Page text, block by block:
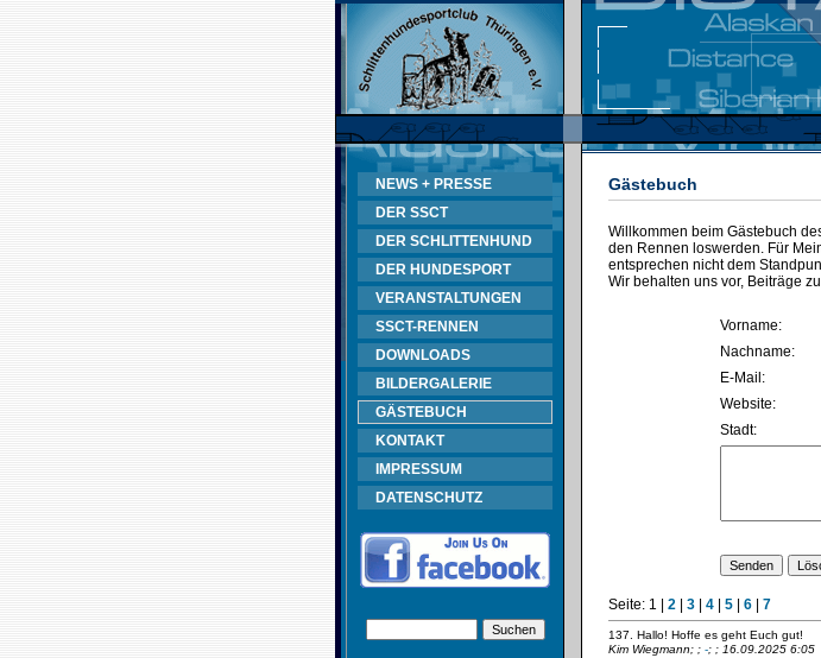
NEWS + PRESSE
DER SSCT
DER SCHLITTENHUND
DER HUNDESPORT
VERANSTALTUNGEN
SSCT-RENNEN
DOWNLOADS
BILDERGALERIE
GÄSTEBUCH
KONTAKT
IMPRESSUM
DATENSCHUTZ
Gästebuch
Willkommen beim Gästebuch
den Rennen loswerden. Für
entsprechen nicht dem
Wir behalten uns vor, Beiträge
Vorname:
Nachname:
E-Mail:
Website:
Stadt:
Seite: 1 2 3 4 5 6 7
137. Hallo! Hoffe es geht Euch gut!
Kim Wiegmann; ; -; ; 16.09.2025 6:05